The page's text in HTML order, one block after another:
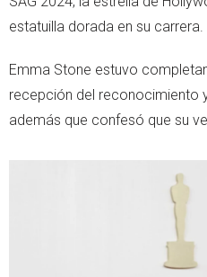
estatuilla dorada en su carrera.
Emma Stone estuvo
recepción del reconocimiento
además que confesó que su